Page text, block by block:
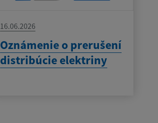
16.06.2026
Oznámenie o prerušení
distribúcie elektriny